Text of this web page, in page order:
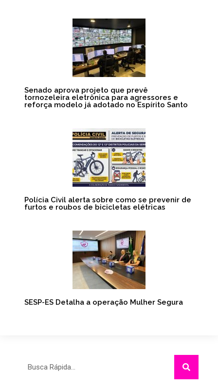
Senado aprova projeto que prevê
tornozeleira eletrônica para agressores e
reforça modelo já adotado no Espírito Santo
Polícia Civil alerta sobre como se prevenir de
furtos e roubos de bicicletas elétricas
SESP-ES Detalha a operação Mulher Segura